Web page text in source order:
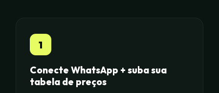
1
Conecte WhatsApp + suba sua
tabela de preços